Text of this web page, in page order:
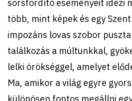
sorsfordító eseményeit idézi
több, mint képek és egy
impozáns lovas szobor
találkozás a múltunkkal,
lelki örökséggel, amelyet
Ma, amikor a világ egyre
különösen fontos megállni